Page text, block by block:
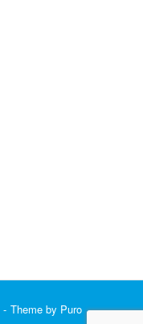
Theme by Puro